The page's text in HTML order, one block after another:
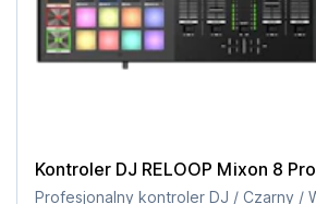
Kontroler DJ RELOOP Mixon 8 Pro